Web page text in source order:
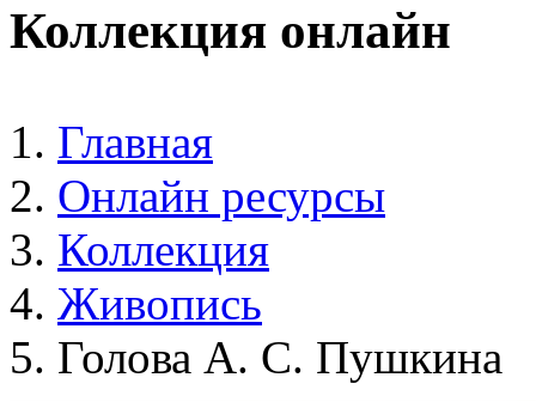
Коллекция онлайн
Главная
Онлайн ресурсы
Коллекция
Живопись
Голова А. С. Пушкина